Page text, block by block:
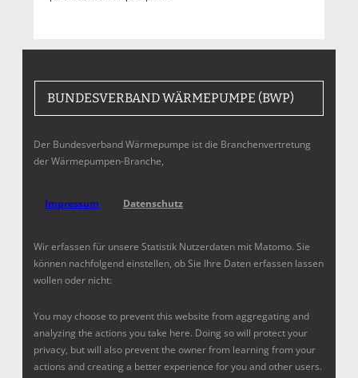
BUNDESVERBAND WÄRMEPUMPE (BWP)
Der Bundesverband Wärmepumpe ist die Branchenvertretung
der Wärmepumpen-Branche,
Impressum Datenschutz
Wir erfassen für unsere Statistik Nutzerdaten mit Matomo. Sie
können nachfolgend einstellen, ob Sie Ihre Daten erfassen lassen
wollen oder nicht:
You may choose to prevent this website from aggregating and
analyzing the actions you take here. Doing so will protect your
privacy, but will also prevent the owner from learning from your
actions and creating a better experience for you and other users.